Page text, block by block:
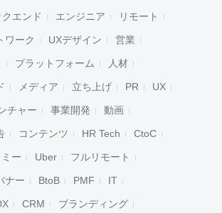
エンド エンジニア リモート
ワーク UXデザイン 営業
プラットフォーム 人材
メディア 立ち上げ PR UX
チャー 事業開発 動画
コンテンツ HR Tech CtoC
ー Uber フルリモート
ナー BtoB PMF IT
CRM ブランディング